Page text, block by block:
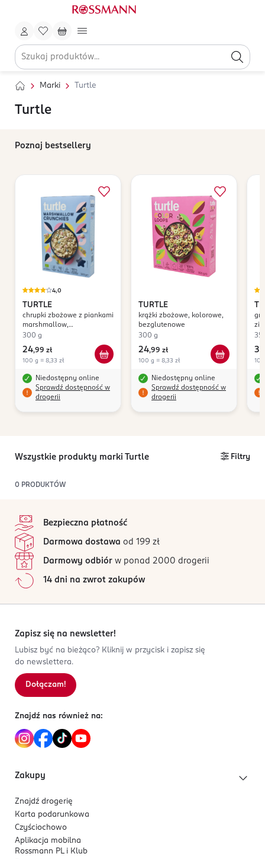
Marki Turtle
Turtle
Poznaj bestsellery
4,0
TURTLE
chrupki zbożowe z piankami
marshmallow,
bezglutenowe
300 g
24,99 zł
100 g = 8,33 zł
Niedostępny online
Sprawdź dostępność w
drogerii
TURTLE
krążki zbożowe, kolorowe,
bezglutenowe
300 g
24,99 zł
100 g = 8,33 zł
Niedostępny online
Sprawdź dostępność w
drogerii
34
Wszystkie produkty marki Turtle Filtry
0 PRODUKTÓW
Bezpieczna płatność
Darmowa dostawa od 199 zł
Darmowy odbiór w ponad 2000 drogerii
14 dni na zwrot zakupów
Zapisz się na newsletter!
Lubisz być na bieżąco? Kliknij w przycisk i zapisz się
do newslettera.
Dołączam!
Znajdź nas również na:
Zakupy
Znajdź drogerię
Karta podarunkowa
Czyściochowo
Aplikacja mobilna
Rossmann PL i Klub